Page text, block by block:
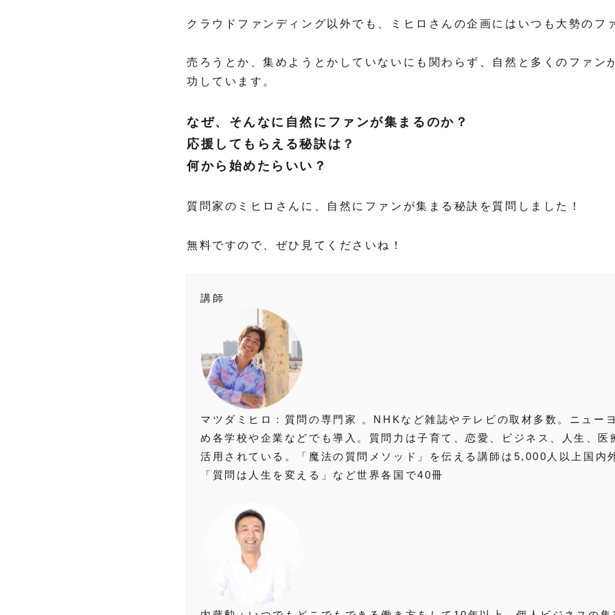
クラウドファンディング以外でも、ミヒロさんの企画にはいつも大勢のフ
売ろうとか、集めようとかしていないにも関わらず、自然と多くのファン
功しています。
なぜ、そんなに自然にファンが集まるのか？
応援してもらえる秘訣は？
何から始めたらいい？
質問家のミヒロさんに、自然にファンが集まる秘訣を質問しました！
無料ですので、ぜひ見てくださいね！
講師
マツダミヒロ：質問の専門家 。NHKなど雑誌やテレビの取材多数。ニュー
め各学校や企業などでも導入。質問力は子育て、恋愛、ビジネス、人生、医
活用されている。「魔法の質問メソッド」を伝える講師は5,000人以上国内
「質問は人生を変える」など世界各国で40冊